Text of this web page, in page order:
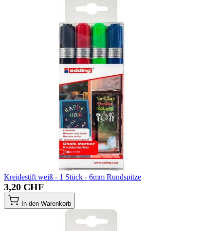
Kreidestift weiß - 1 Stück - 6mm Rundspitze
3,20 CHF
In den Warenkorb